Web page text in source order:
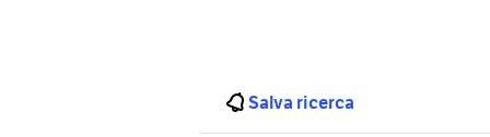
Salva ricerca